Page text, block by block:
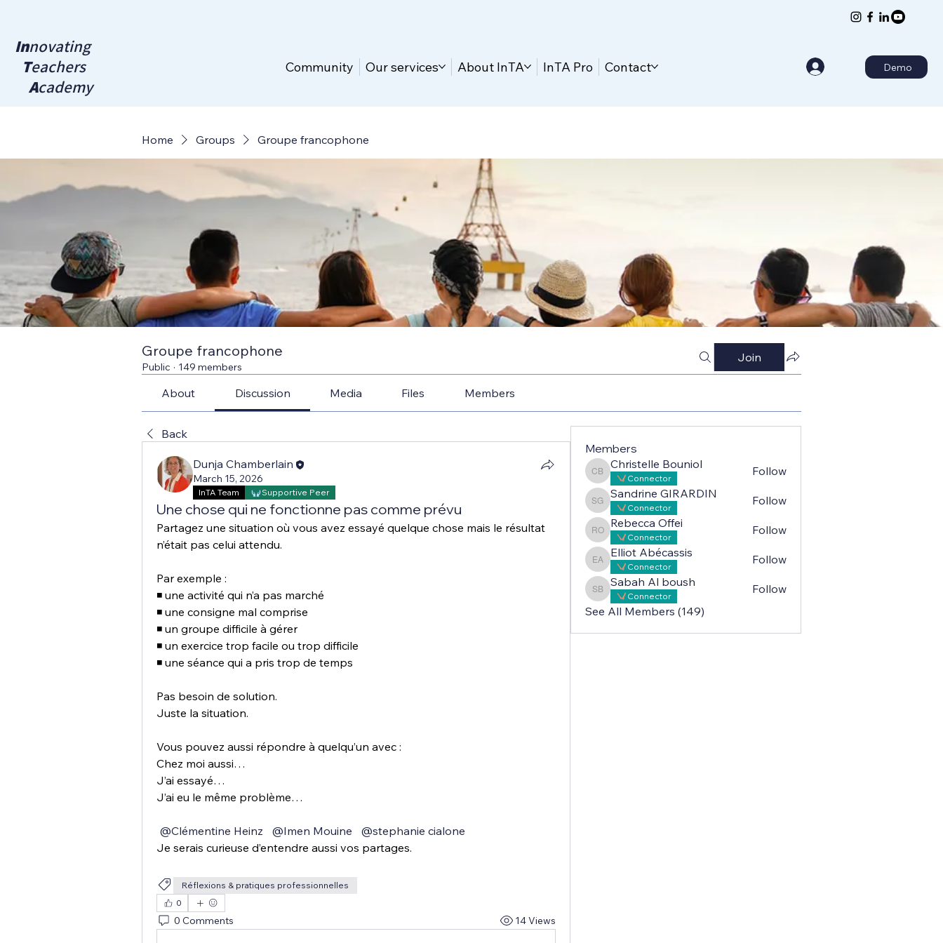
Innovating
Teachers
Academy
Community Our services About InTA InTA Pro Contact Demo
Home Groups Groupe francophone
Groupe francophone
Public · 149 members
Join
About Discussion Media Files Members
Back
Dunja Chamberlain
March 15, 2026
InTA Team Supportive Peer
Une chose qui ne fonctionne pas comme prévu
Partagez une situation où vous avez essayé quelque chose mais le résultat
n’était pas celui attendu.
Par exemple :
◾ une activité qui n’a pas marché
◾ une consigne mal comprise
◾ un groupe difficile à gérer
◾ un exercice trop facile ou trop difficile
◾ une séance qui a pris trop de temps
Pas besoin de solution.
Juste la situation.
Vous pouvez aussi répondre à quelqu’un avec :
Chez moi aussi…
J’ai essayé…
J’ai eu le même problème…
@Clémentine Heinz @Imen Mouine
@stephanie cialone
Je serais curieuse d’entendre aussi vos partages.
Réflexions & pratiques professionnelles
0
0 Comments 14 Views
Members
Christelle Bouniol
Christelle Bouniol
Connector
Follow
Sandrine GIRARDIN
Sandrine GIRARDIN
Connector
Follow
Rebecca Offei
Rebecca Offei
Connector
Follow
Elliot Abécassis
Elliot Abécassis
Connector
Follow
Sabah Al boush
Sabah Al boush
Connector
Follow
See All Members (149)